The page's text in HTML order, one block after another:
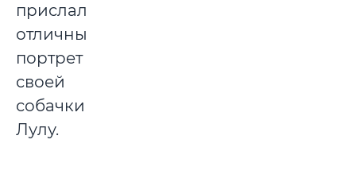
прислали
отличный
портрет
своей
собачки
Лулу.